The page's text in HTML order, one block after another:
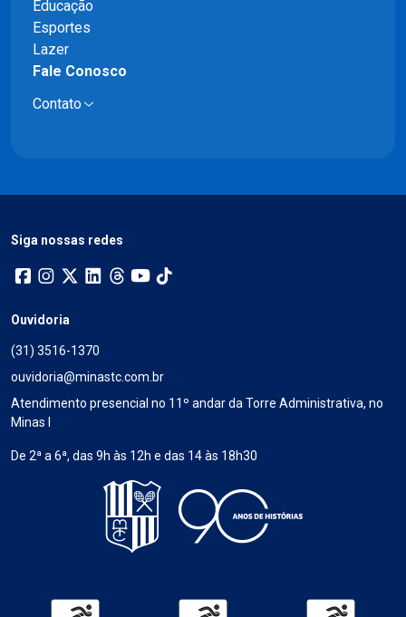
Educação
Esportes
Lazer
Fale Conosco
Contato
Siga nossas redes
Ouvidoria
(31) 3516-1370
ouvidoria@minastc.com.br
Atendimento presencial no 11º andar da Torre Administrativa, no
Minas I
De 2ª a 6ª, das 9h às 12h e das 14 às 18h30